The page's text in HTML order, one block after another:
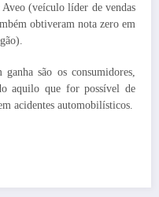
(veículo líder de vendas
obtiveram nota zero em
são os consumidores,
aquilo que for possível de
acidentes automobilísticos.